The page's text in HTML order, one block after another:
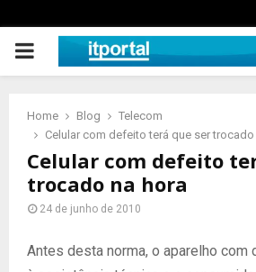
PRIMARY
Home Blog
Telecom
Celular com defeito terá que ser trocado
Celular com defeito
trocado na hora
24 de junho de 2010
Antes desta norma, o aparelho com